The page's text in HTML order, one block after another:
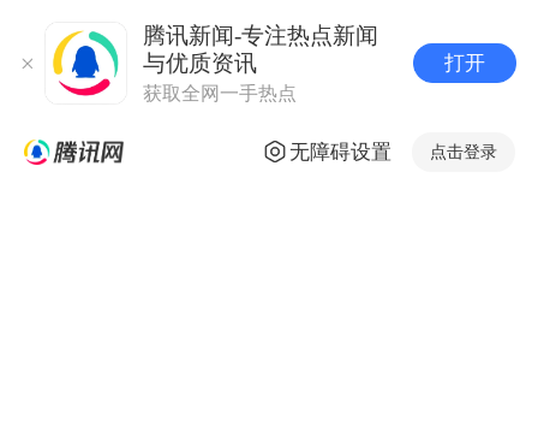
腾讯新闻-专注热点新闻
与优质资讯
获取全网一手热点
打开
无障碍设置 点击登录